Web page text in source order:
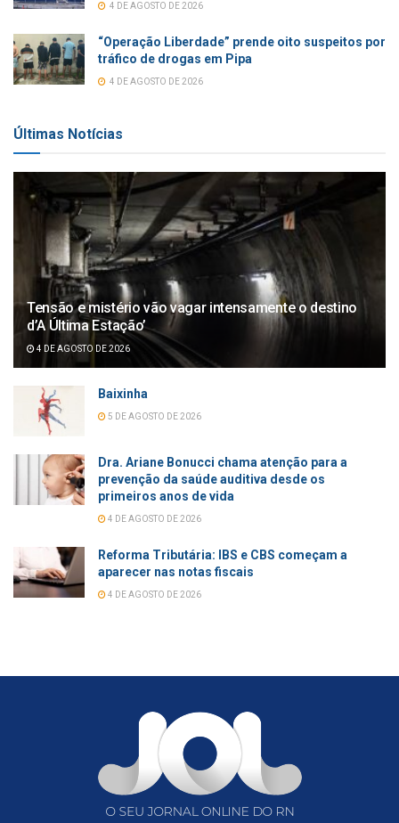
4 DE AGOSTO DE 2026
“Operação Liberdade” prende oito suspeitos por
tráfico de drogas em Pipa
4 DE AGOSTO DE 2026
Últimas Notícias
Tensão e mistério vão vagar intensamente o destino
d’A Última Estação’
4 DE AGOSTO DE 2026
Baixinha
5 DE AGOSTO DE 2026
Dra. Ariane Bonucci chama atenção para a
prevenção da saúde auditiva desde os
primeiros anos de vida
4 DE AGOSTO DE 2026
Reforma Tributária: IBS e CBS começam a
aparecer nas notas fiscais
4 DE AGOSTO DE 2026